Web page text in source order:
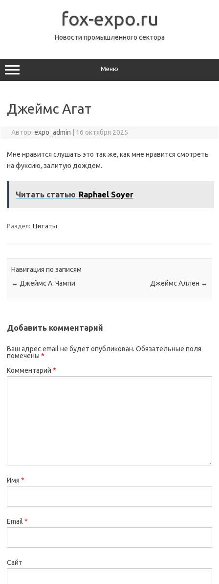
fox-expo.ru
Новости промышленного сектора
Меню
Джеймс Агат
Автор: expo_admin 16 октября 2025
Мне нравится слушать это так же, как мне нравится смотреть
на фуксию, залитую дождем.
Читать статью Raphael Soyer
Раздел: Цитаты
Навигация по записям
← Джеймс А. Чампи Джеймс Аллен →
Добавить комментарий
Ваш адрес email не будет опубликован. Обязательные поля
помечены *
Комментарий *
Имя *
Email *
Сайт